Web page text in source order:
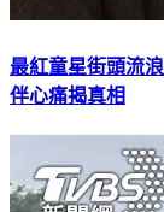
最紅童星街頭流
伴心痛揭真相